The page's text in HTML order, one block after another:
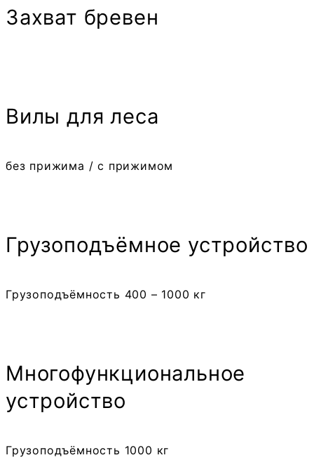
Захват бревен
Вилы для леса
без прижима / с прижимом
Грузоподъёмное устройство
Грузоподъёмность 400 – 1000 кг
Много­функциональ­ное
устройство
Грузоподъёмность 1000 кг